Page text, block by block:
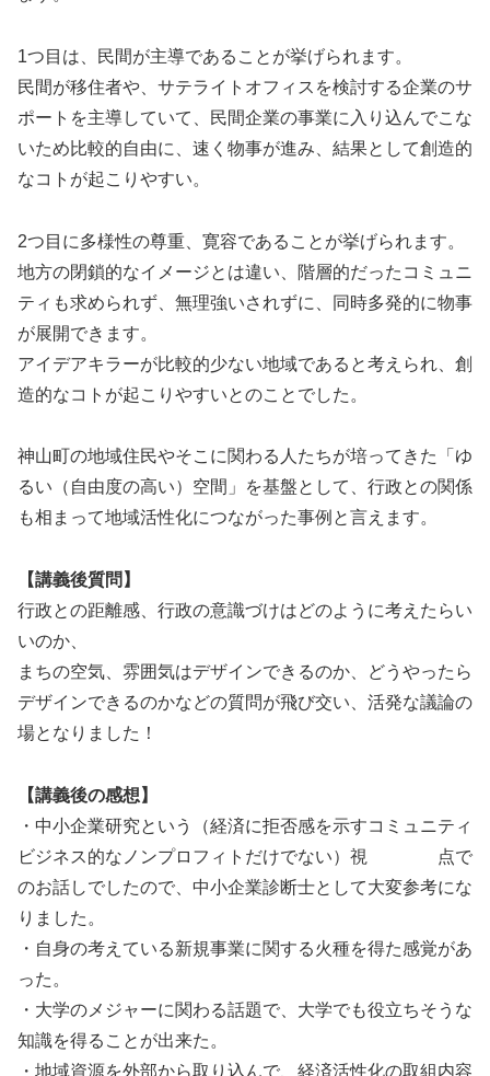
1つ目は、民間が主導であることが挙げられます。
民間が移住者や、サテライトオフィスを検討する企業のサ
ポートを主導していて、民間企業の事業に入り込んでこな
いため比較的自由に、速く物事が進み、結果として創造的
なコトが起こりやすい。
2つ目に多様性の尊重、寛容であることが挙げられます。
地方の閉鎖的なイメージとは違い、階層的だったコミュニ
ティも求められず、無理強いされずに、同時多発的に物事
が展開できます。
アイデアキラーが比較的少ない地域であると考えられ、創
造的なコトが起こりやすいとのことでした。
神山町の地域住民やそこに関わる人たちが培ってきた「ゆ
るい（自由度の高い）空間」を基盤として、行政との関係
も相まって地域活性化につながった事例と言えます。
【講義後質問】
行政との距離感、行政の意識づけはどのように考えたらい
いのか、
まちの空気、雰囲気はデザインできるのか、どうやったら
デザインできるのかなどの質問が飛び交い、活発な議論の
場となりました！
【講義後の感想】
・中小企業研究という（経済に拒否感を示すコミュニティ
ビジネス的なノンプロフィトだけでない）視 点で
のお話しでしたので、中小企業診断士として大変参考にな
りました。
・自身の考えている新規事業に関する火種を得た感覚があ
った。
・大学のメジャーに関わる話題で、大学でも役立ちそうな
知識を得ることが出来た。
・地域資源を外部から取り込んで、経済活性化の取組内容